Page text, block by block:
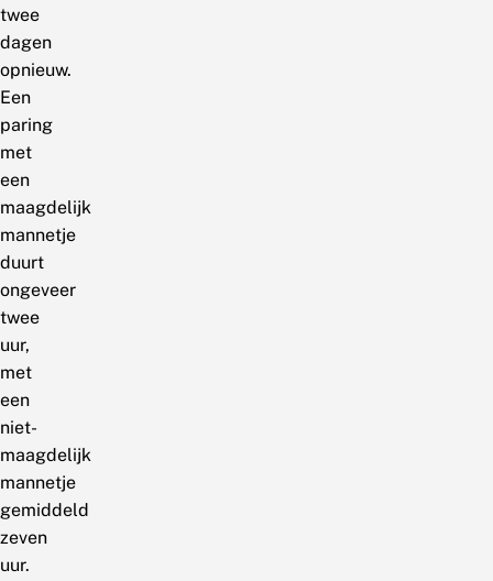
twee
dagen
opnieuw.
Een
paring
met
een
maagdelijk
mannetje
duurt
ongeveer
twee
uur,
met
een
niet-
maagdelijk
mannetje
gemiddeld
zeven
uur.